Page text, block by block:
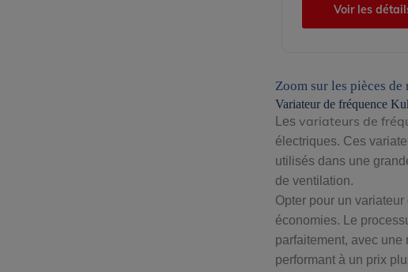
Voir les
Zoom sur les pièces
Variateur de fréquence
Les variateurs de
électriques. Ces
utilisés dans une
de ventilation.
Opter pour un
économies. Le
parfaitement, avec une
performant à un prix